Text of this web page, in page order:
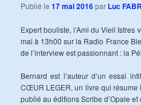
Publié le17 mai 2016par Luc
Expert bouliste, l’Ami du Vieil
mai à 13h00 sur la Radio France
de l’interview est passionnant : la
Bernard est l’auteur d’un essai
CŒUR LEGER, un livre qui résume
publié au éditions Scribe d’Opale